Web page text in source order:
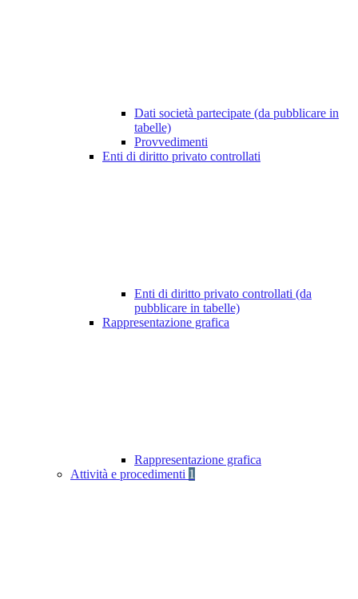
Dati società partecipate (da pubblicare in
tabelle)
Provvedimenti
Enti di diritto privato controllati
Enti di diritto privato controllati (da
pubblicare in tabelle)
Rappresentazione grafica
Rappresentazione grafica
Attività e procedimenti 1